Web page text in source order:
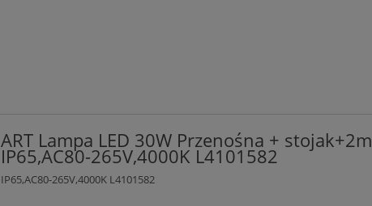
ART Lampa LED 30W Przenośna + stojak+2m
IP65,AC80-265V,4000K L4101582
IP65,AC80-265V,4000K L4101582